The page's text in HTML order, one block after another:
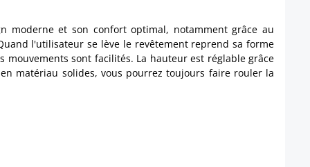
et son confort optimal, notamment grâce au
l'utilisateur se lève le revêtement reprend sa forme
sont facilités. La hauteur est réglable grâce
matériau solides, vous pourrez toujours faire rouler la